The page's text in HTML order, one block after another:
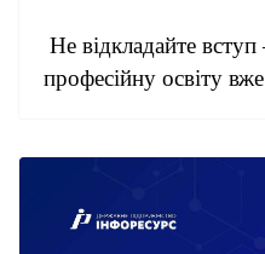
Не відкладайте
професійну освіту